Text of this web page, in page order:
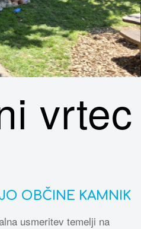
vrtec
OBČINE KAMNIK
usmeritev temelji na